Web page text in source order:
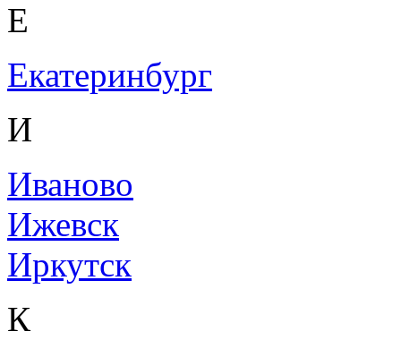
Е
Екатеринбург
И
Иваново
Ижевск
Иркутск
К